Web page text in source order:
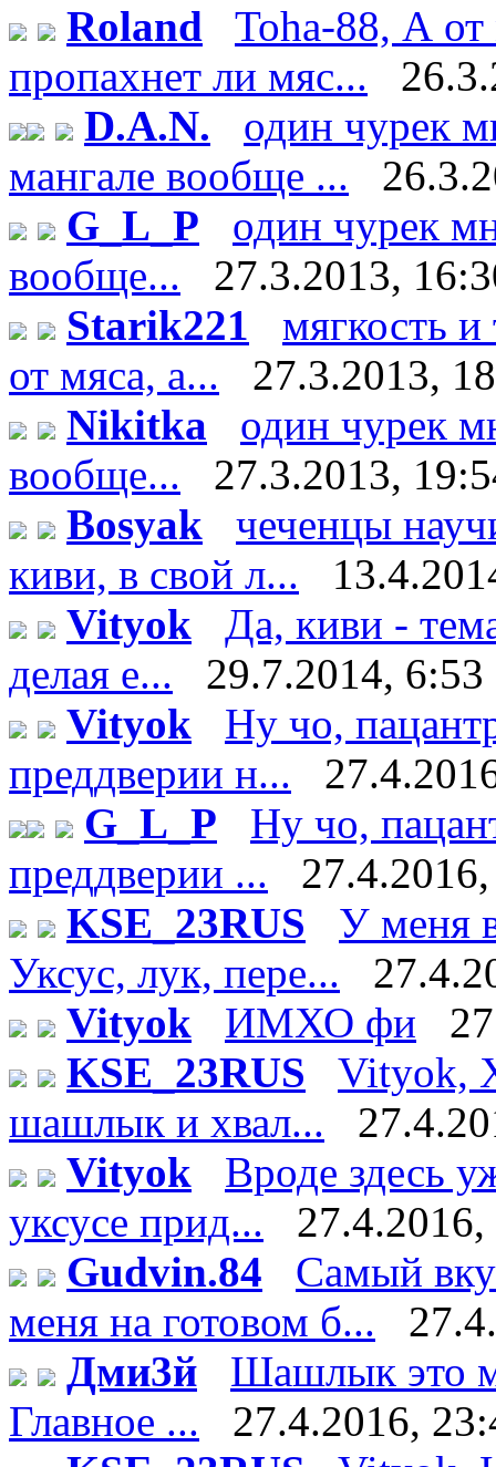
Roland
Toha-88, А
пропахнет ли мяс...
D.A.N.
один чурек
мангале вообще ...
G_L_P
один чурек
вообще...
27.3.2013,
Starik221
мягкость и
от мяса, а...
27.3.2013,
Nikitka
один чурек
вообще...
27.3.2013,
Bosyak
чеченцы
киви, в свой л...
Vityok
Да, киви -
делая е...
29.7.2014, 6:53
Vityok
Ну чо,
преддверии н...
G_L_P
Ну чо,
преддверии ...
KSE_23RUS
У меня
Уксус, лук, пере...
Vityok
ИМХО фи
KSE_23RUS
Vityok,
шашлык и хвал...
Vityok
Вроде здесь
уксусе прид...
Gudvin.84
Самый
меня на готовом б...
Дми3й
Шашлык это
Главное ...
27.4.2016,